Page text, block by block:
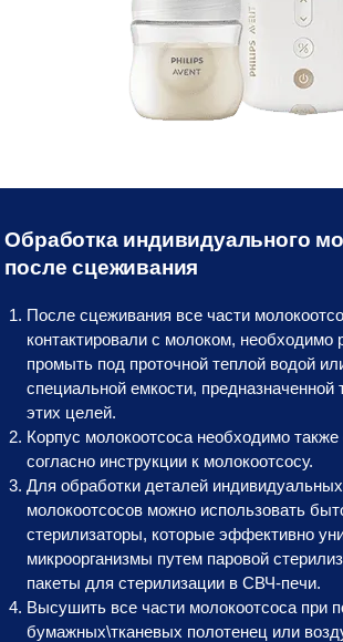
Обработка индивидуального
после сцеживания
После сцеживания все части
контактировали с молоком, необходимо
промыть под проточной теплой водой
специальной емкости, предназначенной
этих целей.
Корпус молокоотсоса необходимо также
согласно инструкции к молокоотсосу.
Для обработки деталей индивидуальных
молокоотсосов можно использовать
стерилизаторы, которые эффективно
микроорганизмы путем паровой
пакеты для стерилизации в СВЧ-печи.
Высушить все части молокоотсоса при
бумажных\тканевых полотенец или